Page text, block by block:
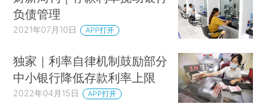
负债管理
2021年07月10日 APP打开
独家｜利率自律机制鼓励部分
中小银行降低存款利率上限
2022年04月15日 APP打开